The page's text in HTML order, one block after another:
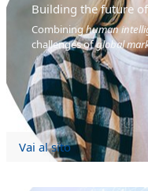
Building the future
Combininghuman
challenges ofglobal
Vai al sito